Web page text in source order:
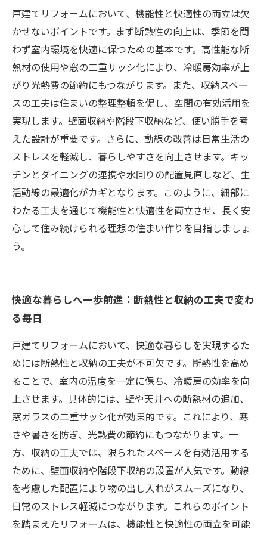
した住まいのゴール
最新リフォームトレンド：快適さを高める最新
テクニック紹介
長く安心して住み続けるためのメンテナンスと
リフォームのポイント
戸建てリフォームにおいて、機能性と快適性の両立は欠
かせないポイントです。まず断熱性の向上は、季節を問
わず室内環境を快適に保つための基本です。高性能な断
熱材の使用や窓の二重サッシ化により、冷暖房効率が上
がり光熱費の節約にもつながります。また、収納スペー
スの工夫は住まいの整理整頓を促し、空間の有効活用を
実現します。壁面収納や階段下収納など、使い勝手を考
えた設計が重要です。さらに、動線の改善は日常生活の
ストレスを軽減し、暮らしやすさを向上させます。キッ
チンとダイニングの連携や水回りの配置見直しなど、生
活動線の最適化がカギとなります。このように、細部に
わたる工夫を通じて機能性と快適性を両立させ、長く安
心して住み続けられる理想の住まい作りを目指しましょ
う。
快適な暮らしへ一歩前進：断熱性と収納の工夫で変わ
る毎日
戸建てリフォームにおいて、快適な暮らしを実現するた
めには断熱性と収納の工夫が不可欠です。断熱性を高め
ることで、室内の温度を一定に保ち、冷暖房の効率を向
上させます。具体的には、壁や天井への断熱材の追加、
窓ガラスの二重サッシ化が効果的です。これにより、寒
さや暑さを防ぎ、光熱費の節約にもつながります。一
方、収納の工夫では、限られたスペースを有効活用する
ために、壁面収納や階段下収納の設置が人気です。動線
を考慮した配置により物の出し入れがスムーズになり、
日常のストレス軽減につながります。これらのポイント
を踏まえたリフォームは、機能性と快適性の両立を可能